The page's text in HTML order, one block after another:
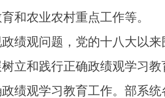
和农业农村重点工作等。
观问题，党的十八大以来
立和践行正确政绩观学习
绩观学习教育工作。部系